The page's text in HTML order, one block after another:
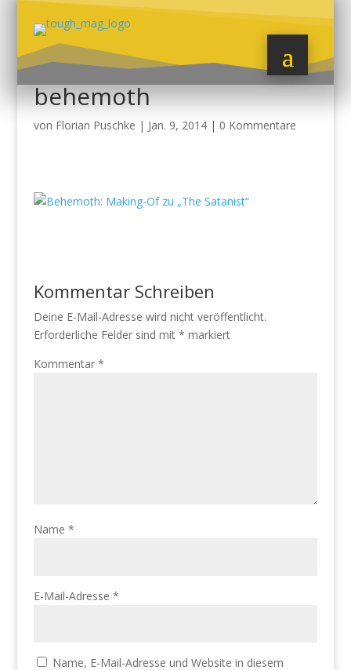
behemoth
von Florian Puschke | Jan. 9, 2014| 0 Kommentare
Kommentar Schreiben
Deine E-Mail-Adresse wird nicht veröffentlicht.
Erforderliche Felder sind mit * markiert
Kommentar *
Name *
E-Mail-Adresse *
Name, E-Mail-Adresse und Website in diesem